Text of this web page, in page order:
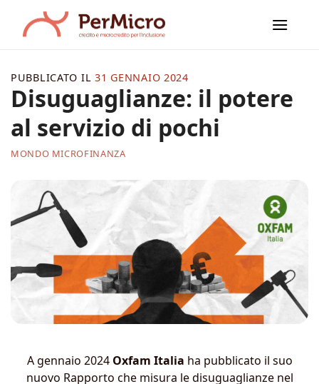
contenuti
MONDO MICROFINANZA
Disuguaglianze: il potere
al servizio di pochi
PUBBLICATO IL31 GENNAIO 2024
A gennaio 2024 Oxfam Italia ha pubblicato il suo
nuovo Rapporto che misura le disuguaglianze nel